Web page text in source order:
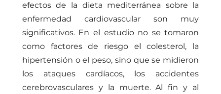
efectos de la dieta mediterránea sobre la
enfermedad cardiovascular son muy
significativos. En el estudio no se tomaron
como factores de riesgo el colesterol, la
hipertensión o el peso, sino que se midieron
los ataques cardíacos, los accidentes
cerebrovasculares y la muerte. Al fin y al